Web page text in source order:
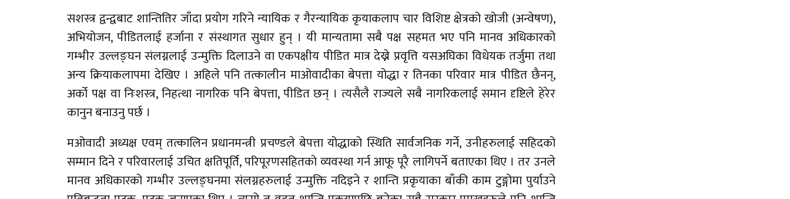
सशस्त्र द्वन्द्वबाट शान्तितिर जाँदा प्रयोग गरिने न्यायिक र गैरन्यायिक कृयाकलाप चार विशिष्ट क्षेत्रको खोजी (अन्वेषण),
अभियोजन, पीडितलाई हर्जाना र संस्थागत सुधार हुन् । यी मान्यतामा सबै पक्ष सहमत भए पनि मानव अधिकारको
गम्भीर उल्लङ्घन संलग्नलाई उन्मुक्ति दिलाउने वा एकपक्षीय पीडित मात्र देख्ने प्रवृत्ति यसअघिका विधेयक तर्जुमा तथा
अन्य क्रियाकलापमा देखिए । अहिले पनि तत्कालीन माओवादीका बेपत्ता योद्धा र तिनका परिवार मात्र पीडित छैनन्,
अर्को पक्ष वा निःशस्त्र, निहत्था नागरिक पनि बेपत्ता, पीडित छन् । त्यसैलै राज्यले सबै नागरिकलाई समान दृष्टिले हेरेर
कानुन बनाउनु पर्छ ।
मओवादी अध्यक्ष एवम् तत्कालिन प्रधानमन्त्री प्रचण्डले बेपत्ता योद्धाको स्थिति सार्वजनिक गर्ने, उनीहरुलाई सहिदको
सम्मान दिने र परिवारलाई उचित क्षतिपूर्ति, परिपूरणसहितको व्यवस्था गर्न आफू पूरै लागिपर्ने बताएका थिए । तर उनले
मानव अधिकारको गम्भीर उल्लङ्घनमा संलग्नहरुलाई उन्मुक्ति नदिइने र शान्ति प्रकृयाका बाँकी काम टुङ्गोमा पुर्याउने